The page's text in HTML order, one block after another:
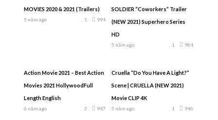
MOVIES 2020 & 2021 (Trailers)
5 năm ago 994
1
SOLDIER “Coworkers” Trailer
(NEW 2021) Superhero Series
HD
5 năm ago 984
1
Action Movie 2021 – Best Action
Movies 2021 HollywoodFull
Length English
6 năm ago 947
2
Cruella “Do You Have A Light?”
Scene | CRUELLA (NEW 2021)
Movie CLIP 4K
5 năm ago 946
1